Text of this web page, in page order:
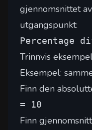
gjennomsnittet
utgangspunkt:
Percentage
Trinnvis
Eksempel:
Finn den
= 10
Finn